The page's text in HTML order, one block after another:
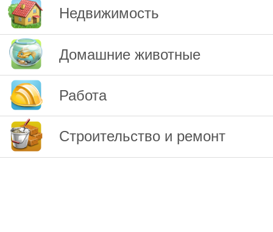
Недвижимость
Домашние животные
Работа
Строительство и ремонт